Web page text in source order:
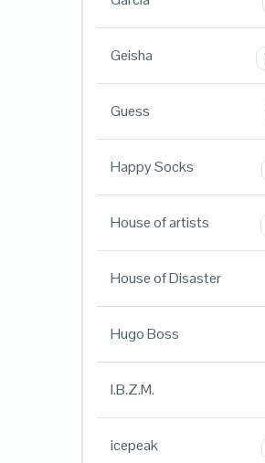
Geisha
Guess
Happy Socks
House of artists
House of Disaster
Hugo Boss
I.B.Z.M.
icepeak